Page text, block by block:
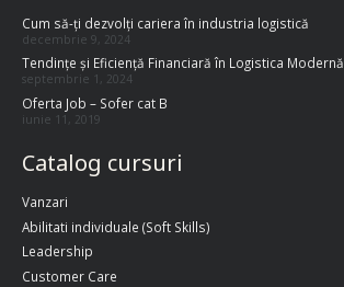
Cum să-ți dezvolți cariera în industria logistică
decembrie 9, 2024
Tendințe și Eficiență Financiară în Logistica Modernă
septembrie 1, 2024
Oferta Job – Sofer cat B
iunie 11, 2019
Catalog cursuri
Vanzari
Abilitati individuale (Soft Skills)
Leadership
Customer Care